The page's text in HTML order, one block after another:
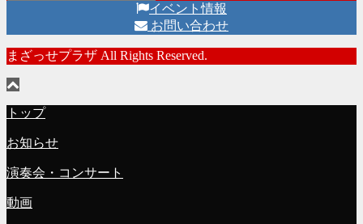
イベント情報
お問い合わせ
まざっせプラザ All Rights Reserved.
トップ
お知らせ
演奏会・コンサート
動画